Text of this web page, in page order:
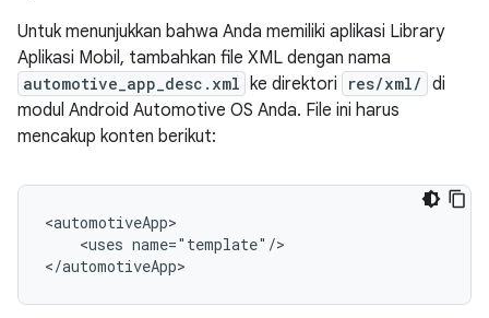
Untuk menunjukkan bahwa Anda memiliki aplikasi Library
Aplikasi Mobil, tambahkan file XML dengan nama
automotive_app_desc.xml ke direktori res/xml/ di
modul Android Automotive OS Anda. File ini harus
mencakup konten berikut:
<uses name="template"/>